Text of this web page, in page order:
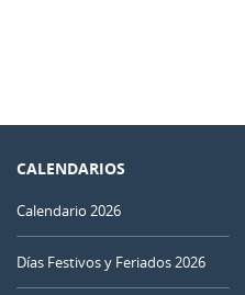
CALENDARIOS
Calendario 2026
Días Festivos y Feriados 2026